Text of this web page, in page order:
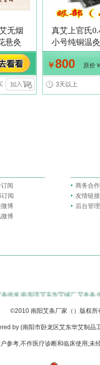
无烟
悬灸
烟艾
真艾上官氏
小号纯铜温
然蕲艾70支
条,4mm温灸
￥800 原价
3天以上
阅
订阅
微博
微博
商务合作
友情链接
后台管理
批发 南阳市艾东华艾绒厂 艾灸条
©2010 南阳艾条厂家（）版权
by (南阳市卧龙区艾东华艾制
参考,不作医疗诊断和临床使用;未